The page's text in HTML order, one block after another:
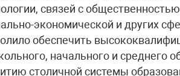
связей с
экономической и других
обеспечить
начального и среднего
столичной системы